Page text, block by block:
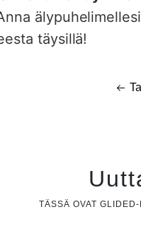
täysillä!
TÄSSÄ OVAT